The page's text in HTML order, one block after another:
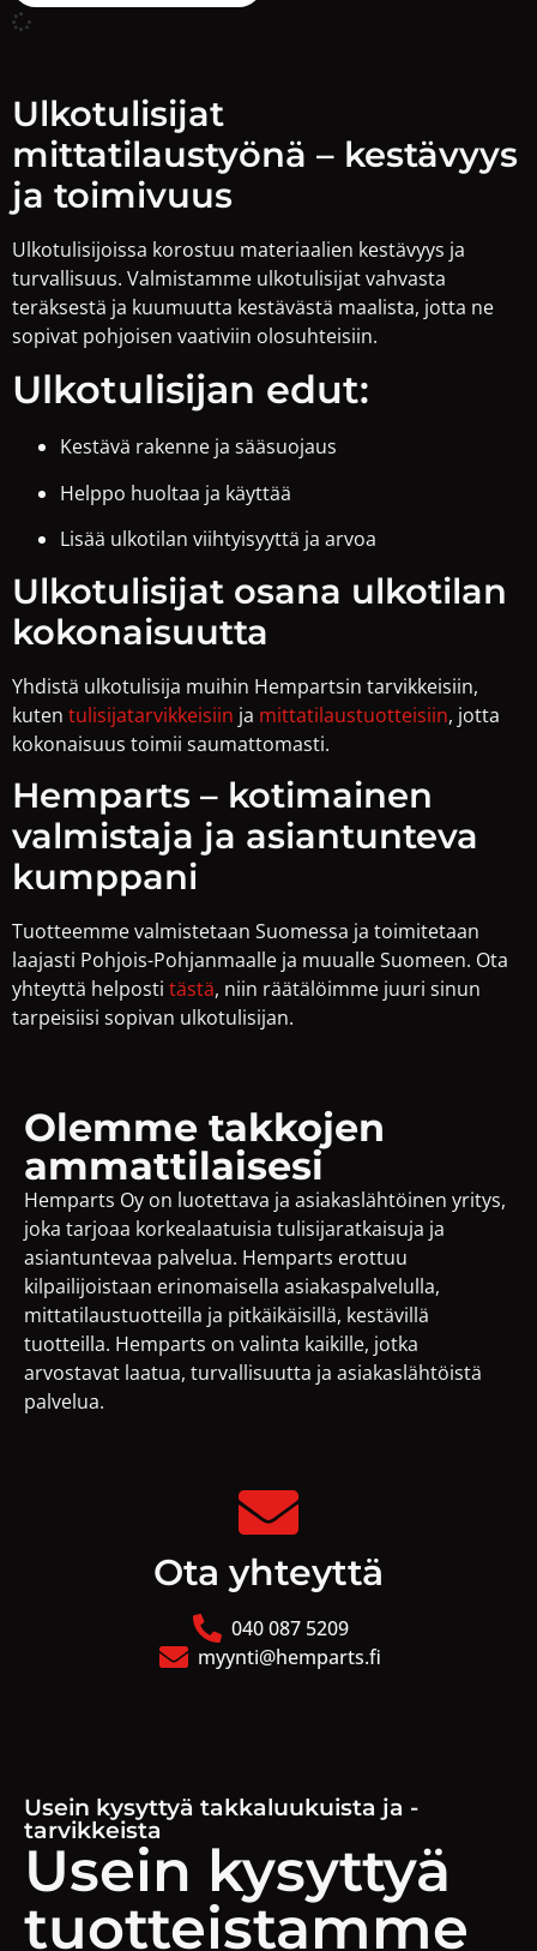
Ulkotulisijat
mittatilaustyönä – kestävyys
ja toimivuus
Ulkotulisijoissa korostuu materiaalien kestävyys ja
turvallisuus. Valmistamme ulkotulisijat vahvasta
teräksestä ja kuumuutta kestävästä maalista, jotta ne
sopivat pohjoisen vaativiin olosuhteisiin.
Ulkotulisijan edut:
Kestävä rakenne ja sääsuojaus
Helppo huoltaa ja käyttää
Lisää ulkotilan viihtyisyyttä ja arvoa
Ulkotulisijat osana ulkotilan
kokonaisuutta
Yhdistä ulkotulisija muihin Hempartsin tarvikkeisiin,
kuten tulisijatarvikkeisiin ja mittatilaustuotteisiin, jotta
kokonaisuus toimii saumattomasti.
Hemparts – kotimainen
valmistaja ja asiantunteva
kumppani
Tuotteemme valmistetaan Suomessa ja toimitetaan
laajasti Pohjois-Pohjanmaalle ja muualle Suomeen. Ota
yhteyttä helposti tästä, niin räätälöimme juuri sinun
tarpeisiisi sopivan ulkotulisijan.
Olemme takkojen
ammattilaisesi
Hemparts Oy on luotettava ja asiakaslähtöinen yritys,
joka tarjoaa korkealaatuisia tulisijaratkaisuja ja
asiantuntevaa palvelua. Hemparts erottuu
kilpailijoistaan erinomaisella asiakaspalvelulla,
mittatilaustuotteilla ja pitkäikäisillä, kestävillä
tuotteilla. Hemparts on valinta kaikille, jotka
arvostavat laatua, turvallisuutta ja asiakaslähtöistä
palvelua.
Ota yhteyttä
040 087 5209
myynti@hemparts.fi
Usein kysyttyä takkaluukuista ja -
tarvikkeista
Usein kysyttyä
tuotteistamme